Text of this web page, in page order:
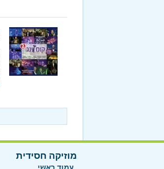
מוזיקה חסידית
עמוד ראשי